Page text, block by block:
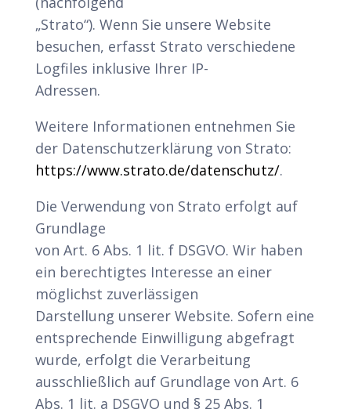
„Strato“). Wenn Sie unsere Website
besuchen, erfasst Strato verschiedene
Logfiles inklusive Ihrer IP-
Adressen.
Weitere Informationen entnehmen Sie
der Datenschutzerklärung von Strato:
https://www.strato.de/datenschutz/.
Die Verwendung von Strato erfolgt auf
Grundlage
von Art. 6 Abs. 1 lit. f DSGVO. Wir haben
ein berechtigtes Interesse an einer
möglichst zuverlässigen
Darstellung unserer Website. Sofern eine
entsprechende Einwilligung abgefragt
wurde, erfolgt die Verarbeitung
ausschließlich auf Grundlage von Art. 6
Abs. 1 lit. a DSGVO und § 25 Abs. 1